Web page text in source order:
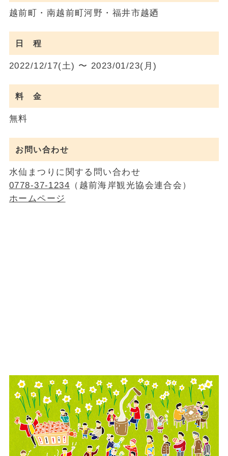
越前町・南越前町河野・福井市越廼
日 程
2022/12/17(土) 〜 2023/01/23(月)
料 金
無料
お問い合わせ
水仙まつりに関する問い合わせ
0778-37-1234 （越前海岸観光協会連合会）
ホームページ